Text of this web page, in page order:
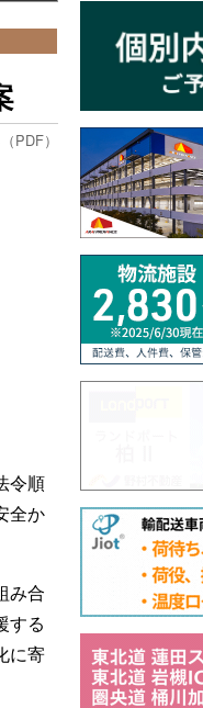
PDF）
令順
全か
み合
する
に寄